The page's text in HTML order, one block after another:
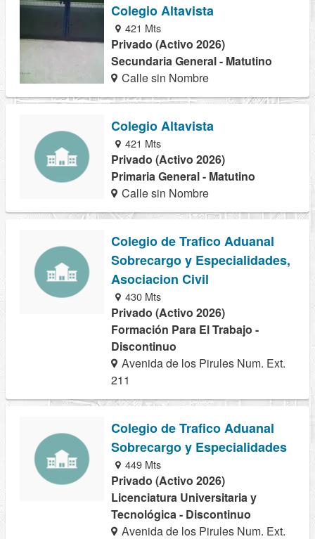
Colegio Altavista
421 Mts
Privado (Activo 2026)
Secundaria General - Matutino
Calle sin Nombre
Colegio Altavista
421 Mts
Privado (Activo 2026)
Primaria General - Matutino
Calle sin Nombre
Colegio de Trafico Aduanal
Sobrecargo y Especialidades,
Asociacion Civil
430 Mts
Privado (Activo 2026)
Formación Para El Trabajo -
Discontinuo
Avenida de los Pirules Num. Ext.
211
Colegio de Trafico Aduanal
Sobrecargo y Especialidades
449 Mts
Privado (Activo 2026)
Licenciatura Universitaria y
Tecnológica - Discontinuo
Avenida de los Pirules Num. Ext.